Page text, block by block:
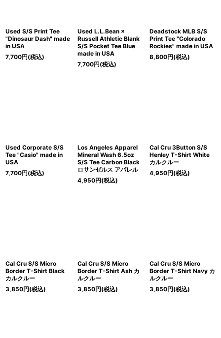
Used S/S Print Tee
"Dinosaur Dash" made
in USA
7,700円(税込)
Used L.L.Bean ×
Russell Athletic Blank
S/S Pocket Tee Blue
made in USA
7,700円(税込)
Deadstock MLB S/S
Print Tee "Colorado
Rockies" made in USA
8,800円(税込)
Used Corporate S/S
Tee "Casio" made in
USA
7,700円(税込)
Los Angeles Apparel
Mineral Wash 6.5oz
S/S Tee Carbon Black
ロサンゼルス アパレル
4,950円(税込)
Cal Cru 3Button S/S
Henley T-Shirt White
カルクルー
4,950円(税込)
Cal Cru S/S Micro
Border T-Shirt Black
カルクルー
3,850円(税込)
Cal Cru S/S Micro
Border T-Shirt Ash カ
ルクルー
3,850円(税込)
Cal Cru S/S Micro
Border T-Shirt Navy カ
ルクルー
3,850円(税込)